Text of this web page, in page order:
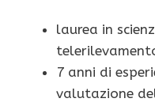
laurea in
7 anni di
valutazione